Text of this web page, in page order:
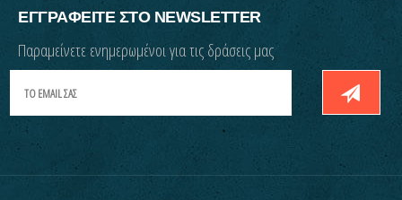
ΕΓΓΡΑΦΕΙΤΕ ΣΤΟ NEWSLETTER
Παραμείνετε ενημερωμένοι για τις δράσεις μας